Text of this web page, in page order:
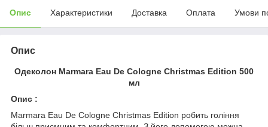
Опис Характеристики Доставка Оплата Умови
Опис
Одеколон Marmara Eau De Cologne Christmas Edition 500
мл
Опис :
Marmara Eau De Cologne Christmas Edition робить гоління